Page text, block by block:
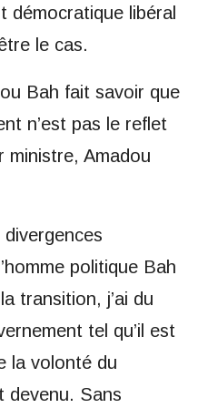
démocratique libéral
le cas.
Bah fait savoir que
n’est pas le reflet
ministre, Amadou
politique Bah
transition, j’ai du
tel qu’il est
la volonté du
devenu. Sans